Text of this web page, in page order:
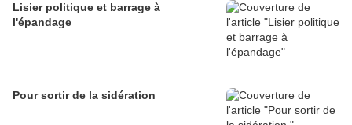
Lisier politique et barrage à
l'épandage
Pour sortir de la sidération